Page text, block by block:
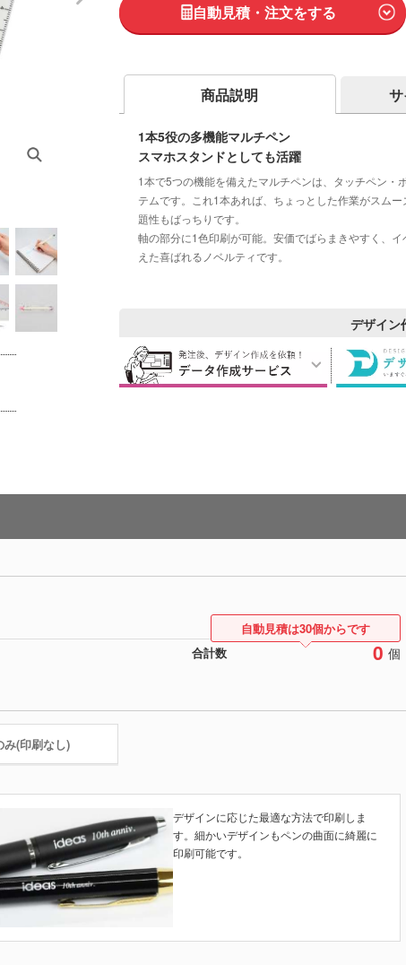
自動見積・注文をする
商品説明
1本5役の多機能マルチペン
スマホスタンドとしても活躍
1本で5つの機能を備えたマルチペンは、タッチペン・
テムです。これ1本あれば、ちょっとした作業がスム
題性もばっちりです。
軸の部分に1色印刷が可能。安価でばらまきやすく、
えた喜ばれるノベルティです。
デザイン
合計数 0 個
自動見積は30個からです
み(印刷なし)
デザインに応じた最適な方法で印刷しま
す。細かいデザインもペンの曲面に綺麗に
印刷可能です。